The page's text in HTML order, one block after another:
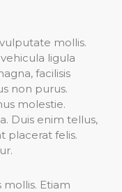
mollis.
ligula
facilisis
non purus.
molestie.
Duis enim tellus,
placerat felis.
mollis. Etiam